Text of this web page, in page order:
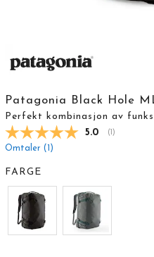
Patagonia Black Hole
Perfekt kombinasjon av
5.0 ( stemmer:
)
Omtaler ( )
FARGE